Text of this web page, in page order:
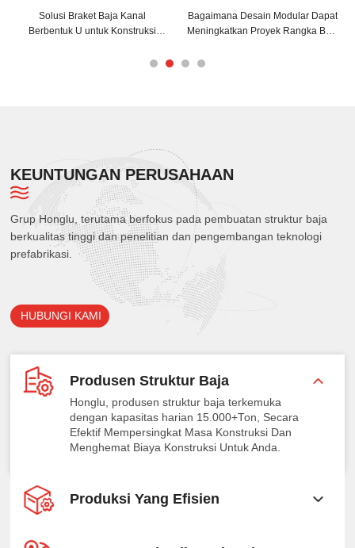
Bagaimana Desain Modular Dapat
Meningkatkan Proyek Rangka Baja
Bagaimana Balok Penopang C dan
Z Dapat Meningkatkan Struktur
KEUNTUNGAN PERUSAHAAN
Grup Honglu, terutama berfokus pada pembuatan struktur baja
berkualitas tinggi dan penelitian dan pengembangan teknologi
prefabrikasi.
HUBUNGI KAMI
Produsen Struktur Baja
Honglu, produsen struktur baja terkemuka
dengan kapasitas harian 15.000+Ton, Secara
Efektif Mempersingkat Masa Konstruksi Dan
Menghemat Biaya Konstruksi Untuk Anda.
Produksi Yang Efisien